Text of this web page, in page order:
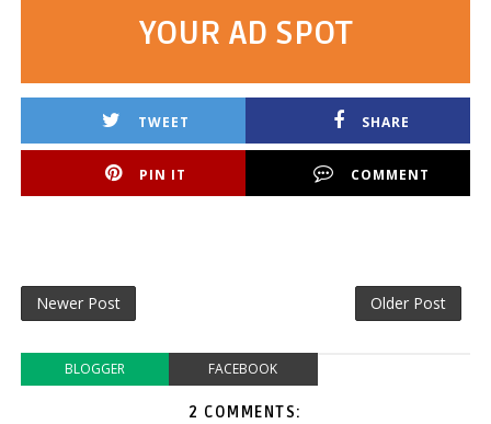
YOUR AD SPOT
TWEET SHARE
PIN IT COMMENT
Newer Post Older Post
BLOGGER FACEBOOK
2 COMMENTS: